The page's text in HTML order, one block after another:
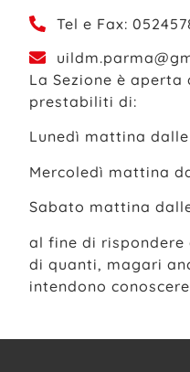
Tel e Fax:
La Sezione è
prestabiliti di:
Lunedì mattina
Mercoledì mattina
Sabato mattina
al fine di rispondere
di quanti, magari
intendono